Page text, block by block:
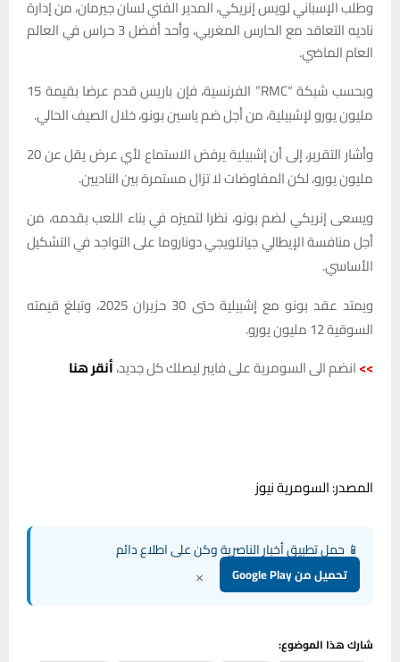
وطلب الإسباني لويس إنريكي، المدير الفني لسان جيرمان، من إدارة
ناديه التعاقد مع الحارس المغربي، وأحد أفضل 3 حراس في العالم
العام الماضي.
وبحسب شبكة “RMC” الفرنسية، فإن باريس قدم عرضا بقيمة 15
مليون يورو لإشبيلية، من أجل ضم ياسين بونو، خلال الصيف الحالي.
وأشار التقرير، إلى أن إشبيلية يرفض الاستماع لأي عرض يقل عن 20
مليون يورو، لكن المفاوضات لا تزال مستمرة بين الناديين.
ويسعى إنريكي لضم بونو، نظرا لتميزه في بناء اللعب بقدمه، من
أجل منافسة الإيطالي جيانلويجي دوناروما على التواجد في التشكيل
الأساسي.
ويمتد عقد بونو مع إشبيلية حتى 30 حزيران 2025، وتبلغ قيمته
السوقية 12 مليون يورو.
>>انضم الى السومرية على فايبر ليصلك كل جديد،أنقر هنا
المصدر: السومرية نيوز
📱 حمل تطبيق أخبار الناصرية وكن على اطلاع دائم
تحميل من Google Play ×
شارك هذا الموضوع: